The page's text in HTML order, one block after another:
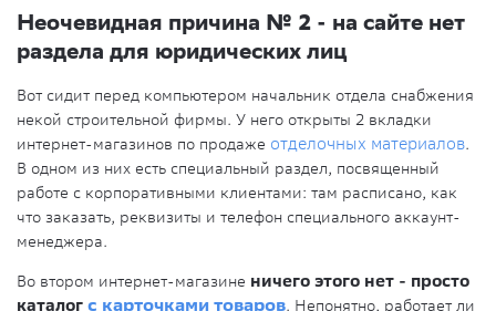
Неочевидная причина № 2 - на сайте нет
раздела для юридических лиц
Вот сидит перед компьютером начальник отдела снабжения
некой строительной фирмы. У него открыты 2 вкладки
интернет-магазинов по продаже отделочных материалов.
В одном из них есть специальный раздел, посвященный
работе с корпоративными клиентами: там расписано, как
что заказать, реквизиты и телефон специального аккаунт-
менеджера.
Во втором интернет-магазине ничего этого нет - просто
каталог с карточками товаров. Непонятно, работает ли